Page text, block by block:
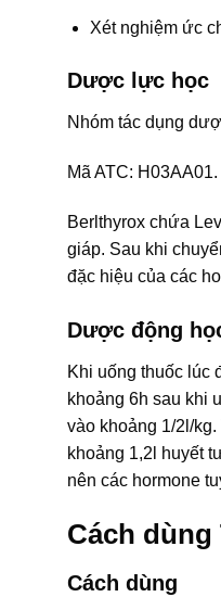
Xét nghiệm ức
Dược lực học
Nhóm tác dụng
Mã ATC: H03AA01.
Berlthyrox chứa
giáp. Sau khi
đặc hiệu của các
Dược động
Khi uống thuốc lúc
khoảng 6h sau khi
vào khoảng 1/2l/
khoảng 1,2l huyết
nên các hormone
Cách
Cách dùng